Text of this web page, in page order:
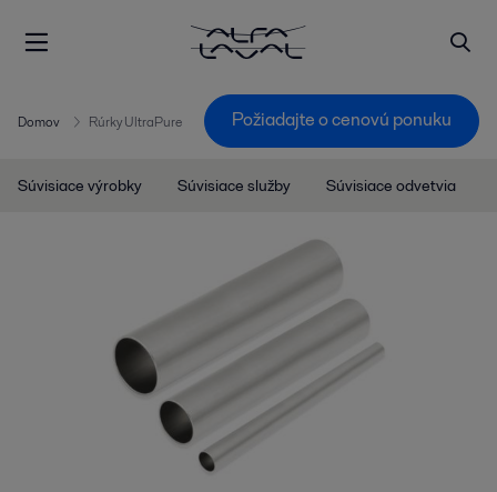
Domov Rúrky UltraPure Požiadajte o cenovú ponuku
Súvisiace výrobky Súvisiace služby Súvisiace odvetvia